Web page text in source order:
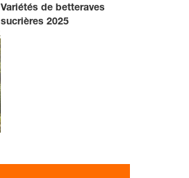
Variétés de betteraves
sucrières 2025